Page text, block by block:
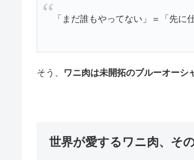
「まだ誰もやってない」＝「先に
そう、 ワニ肉は未開拓のブルーオーシ
世界が愛するワニ肉、そ